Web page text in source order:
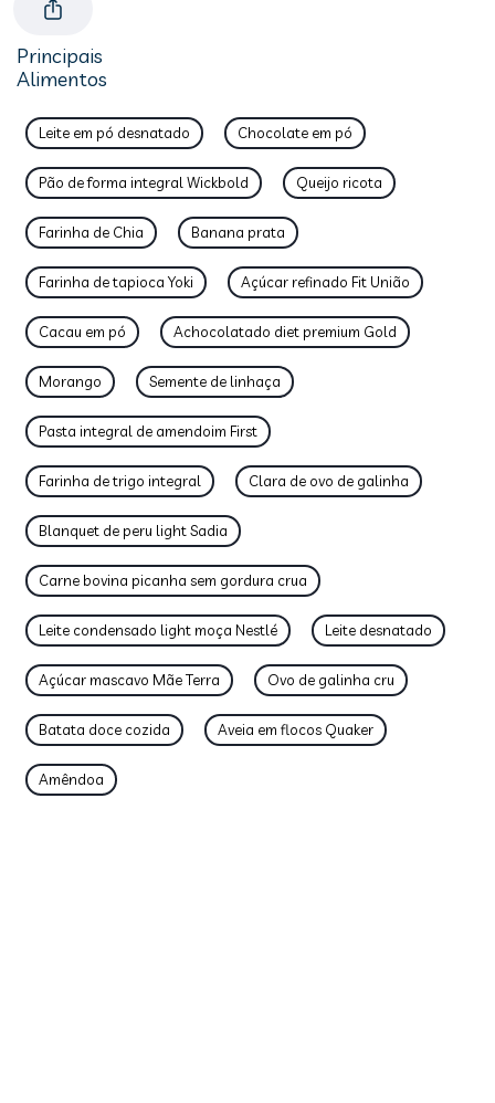
Principais
Alimentos
Leite em pó desnatado Chocolate em pó
Pão de forma integral Wickbold Queijo ricota
Farinha de Chia Banana prata
Farinha de tapioca Yoki Açúcar refinado Fit União
Cacau em pó Achocolatado diet premium Gold
Morango Semente de linhaça
Pasta integral de amendoim First
Farinha de trigo integral Clara de ovo de galinha
Blanquet de peru light Sadia
Carne bovina picanha sem gordura crua
Leite condensado light moça Nestlé Leite desnatado
Açúcar mascavo Mãe Terra Ovo de galinha cru
Batata doce cozida Aveia em flocos Quaker
Amêndoa